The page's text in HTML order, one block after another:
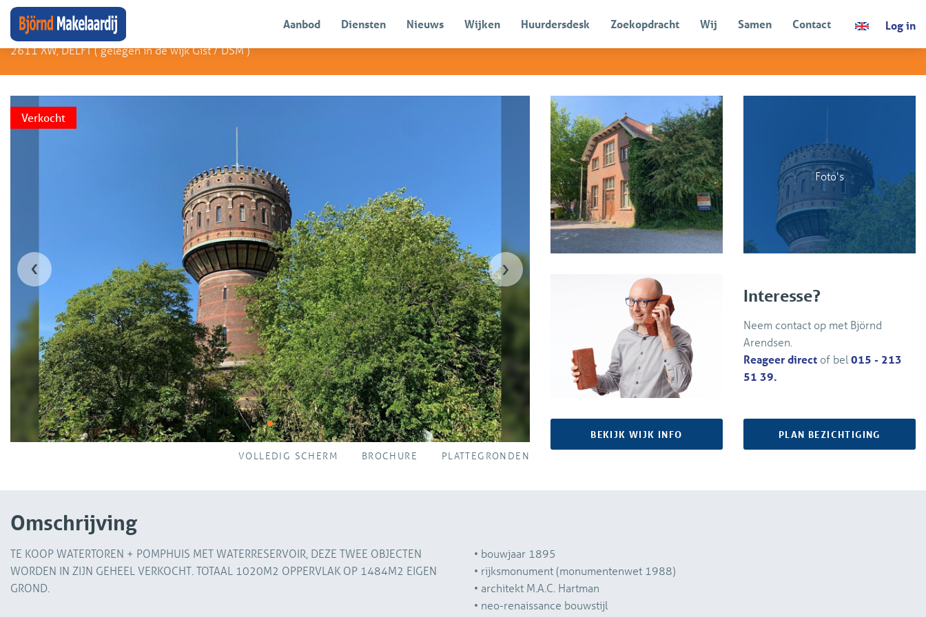
Aanbod Diensten Nieuws Wijken Huurdersdesk Zoekopdracht Wij Samen Contact Log in
Björnd Arendsen
Kalverbos 20 22
2611 XW, DELFT (gelegen in de wijk Gist / DSM)
TERUG
Verkocht Verkocht
‹ ›
VOLLEDIG SCHERM BROCHURE PLATTEGRONDEN
Foto's
Interesse?
Neem contact op met Björnd
Arendsen.
Reageer direct of bel 015 - 213
51 39.
BEKIJK WIJK INFO PLAN BEZICHTIGING
Omschrijving
TE KOOP WATERTOREN + POMPHUIS MET WATERRESERVOIR, DEZE TWEE OBJECTEN
WORDEN IN ZIJN GEHEEL VERKOCHT. TOTAAL 1020M2 OPPERVLAK OP 1484M2 EIGEN
GROND.
• bouwjaar 1895
• rijksmonument (monumentenwet 1988)
• architekt M.A.C. Hartman
• neo-renaissance bouwstijl